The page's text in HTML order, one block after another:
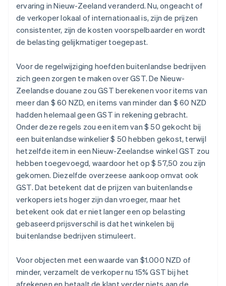
ervaring in Nieuw-Zeeland veranderd. Nu, ongeacht of
de verkoper lokaal of internationaal is, zijn de prijzen
consistenter, zijn de kosten voorspelbaarder en wordt
de belasting gelijkmatiger toegepast.
Voor de regelwijziging hoefden buitenlandse bedrijven
zich geen zorgen te maken over GST. De Nieuw-
Zeelandse douane zou GST berekenen voor items van
meer dan $ 60 NZD, en items van minder dan $ 60 NZD
hadden helemaal geen GST in rekening gebracht.
Onder deze regels zou een item van $ 50 gekocht bij
een buitenlandse winkelier $ 50 hebben gekost, terwijl
hetzelfde item in een Nieuw-Zeelandse winkel GST zou
hebben toegevoegd, waardoor het op $ 57,50 zou zijn
gekomen. Diezelfde overzeese aankoop omvat ook
GST. Dat betekent dat de prijzen van buitenlandse
verkopers iets hoger zijn dan vroeger, maar het
betekent ook dat er niet langer een op belasting
gebaseerd prijsverschil is dat het winkelen bij
buitenlandse bedrijven stimuleert.
Voor objecten met een waarde van $1.000 NZD of
minder, verzamelt de verkoper nu 15% GST bij het